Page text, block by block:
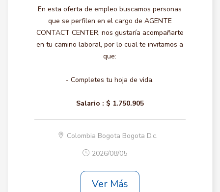
En esta oferta de empleo buscamos personas
que se perfilen en el cargo de AGENTE
CONTACT CENTER, nos gustaría acompañarte
en tu camino laboral, por lo cual te invitamos a
que:
- Completes tu hoja de vida.
Salario : $ 1.750.905
Colombia Bogota Bogota D.c.
2026/08/05
Ver Más